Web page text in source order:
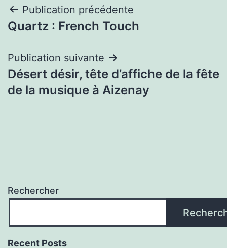
Navigation
de
l’article
Publication précédente
Quartz : French Touch
Publication suivante
Désert désir, tête d’affiche de la fête
de la musique à Aizenay
Rechercher
Recent Posts